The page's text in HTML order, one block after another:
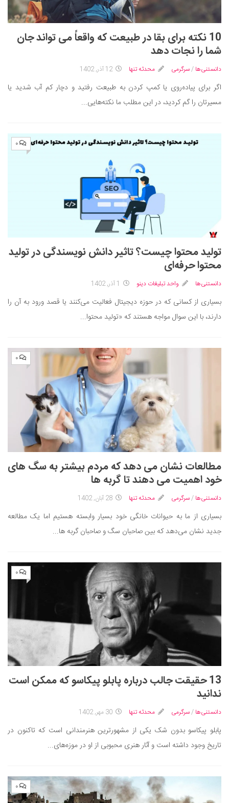
10 نکته برای بقا در طبیعت که واقعاً می تواند جان
شما را نجات دهد
دانستنی‌ها /سرگرمی محدثه تنها 12 آذر, 1402
اگر برای پیاده‌روی یا کمپ کردن به طبیعت رفتید و دچار کم آب شدید یا
مسیرتان را گم کردید، در این مطلب ما نکته‌هایی...
۰
تولید محتوا چیست؟ تاثیر دانش نویسندگی در تولید
محتوا حرفه‌ای
دانستنی‌ها واحد تبلیغات دینو 1 آذر, 1402
بسیاری از کسانی که در حوزه دیجیتال فعالیت می‌کنند یا قصد ورود به آن را
دارند، با این سوال مواجه هستند که «تولید محتوا...
۰
مطالعات نشان می‌ دهد که مردم بیشتر به سگ‌ های
خود اهمیت می‌ دهند تا گربه‌ ها
دانستنی‌ها /سرگرمی محدثه تنها 28 آبان, 1402
بسیاری از ما به حیوانات خانگی خود بسیار وابسته هستیم اما یک مطالعه
جدید نشان می‌دهد که بین صاحبان سگ و صاحبان گربه‌ ها...
۰
13 حقیقت جالب درباره پابلو پیکاسو که ممکن است
ندانید
دانستنی‌ها /سرگرمی محدثه تنها 30 مهر, 1402
پابلو پیکاسو بدون شک یکی از مشهورترین هنرمندانی است که تاکنون در
تاریخ وجود داشته است و آثار هنری محبوبی از او در موزه‌های...
۰